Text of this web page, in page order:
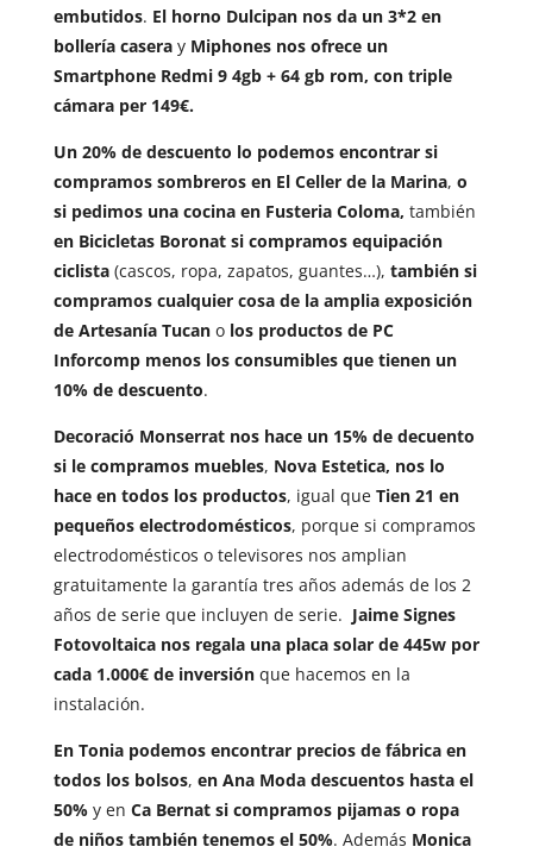
embutidos. El horno Dulcipan nos da un 3*2 en
bollería caseray Miphones nos ofrece un
Smartphone Redmi 9 4gb + 64 gb rom, con triple
cámara per 149€.
Un 20% de descuento lo podemos encontrar si
compramos sombreros en El Celler de la Marina, o
si pedimos una cocina en Fusteria Coloma, también
en Bicicletas Boronat si compramos equipación
ciclista(cascos, ropa, zapatos, guantes…), también si
compramos cualquier cosa de la amplia exposición
de Artesanía Tucano los productos de PC
Inforcomp menos los consumibles que tienen un
10% de descuento.
Decoració Monserrat nos hace un 15% de decuento
si le compramos muebles, Nova Estetica, nos lo
hace en todos los productos, igual que Tien 21 en
pequeños electrodomésticos, porque si compramos
electrodomésticos o televisores nos amplian
gratuitamente la garantía tres años además de los 2
años de serie que incluyen de serie. Jaime Signes
Fotovoltaica nos regala una placa solar de 445w por
cada 1.000€ de inversiónque hacemos en la
instalación.
En Tonia podemos encontrar precios de fábrica en
todos los bolsos, en Ana Moda descuentos hasta el
50%y en Ca Bernat si compramos pijamas o ropa
de niños también tenemos el 50%. Además Monica